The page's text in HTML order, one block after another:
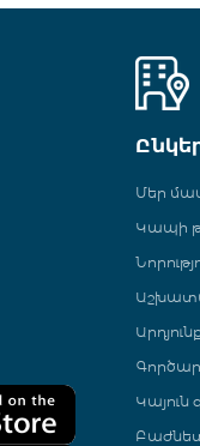
Մեր
Կապի
Կայուն